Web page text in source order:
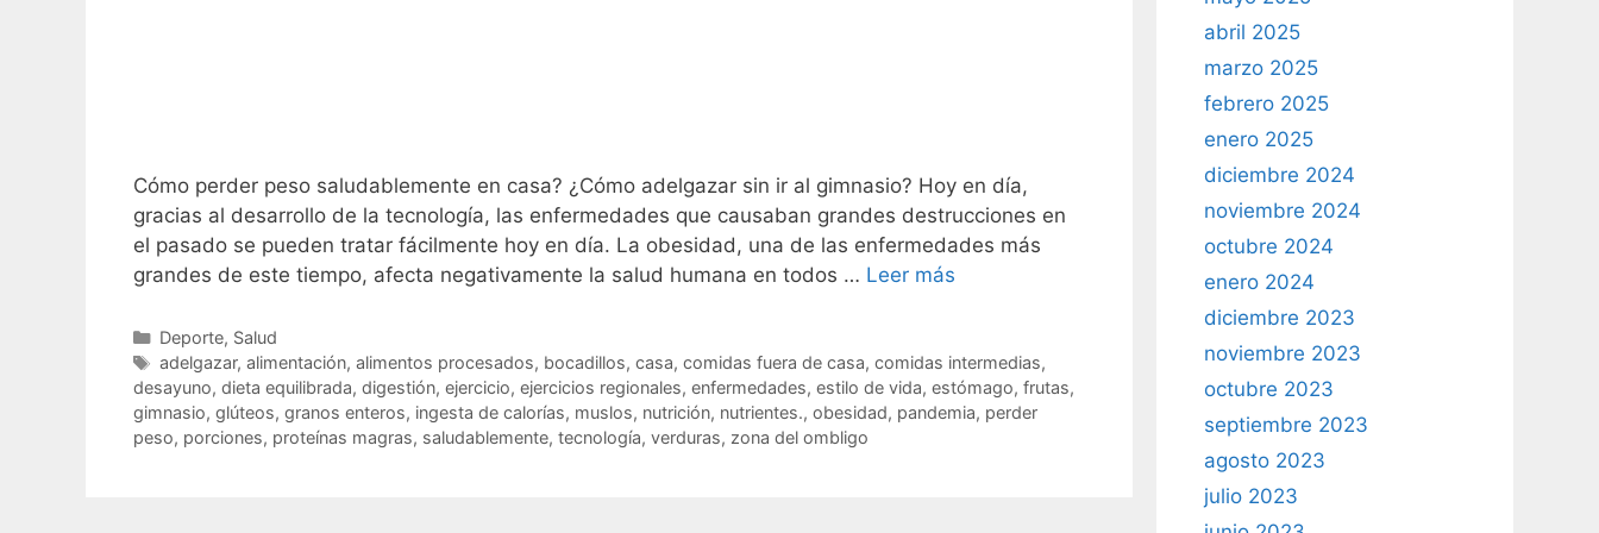
Cómo perder peso saludablemente en casa? ¿Cómo adelgazar sin ir al gimnasio? Hoy en día,
gracias al desarrollo de la tecnología, las enfermedades que causaban grandes destrucciones en
el pasado se pueden tratar fácilmente hoy en día. La obesidad, una de las enfermedades más
grandes de este tiempo, afecta negativamente la salud humana en todos … Leer más
C
a
t
e
g
Deporte, Salud
E
t
i
q
adelgazar, alimentación, alimentos procesados, bocadillos, casa, comidas fuera de casa, comidas intermedias,
desayuno, dieta equilibrada, digestión, ejercicio, ejercicios regionales, enfermedades, estilo de vida, estómago, frutas,
gimnasio, glúteos, granos enteros, ingesta de calorías, muslos, nutrición, nutrientes., obesidad, pandemia, perder
peso, porciones, proteínas magras, saludablemente, tecnología, verduras, zona del ombligo
abril 2025
marzo 2025
febrero 2025
enero 2025
diciembre 2024
noviembre 2024
octubre 2024
enero 2024
diciembre 2023
noviembre 2023
octubre 2023
septiembre 2023
agosto 2023
julio 2023